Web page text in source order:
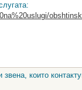
които